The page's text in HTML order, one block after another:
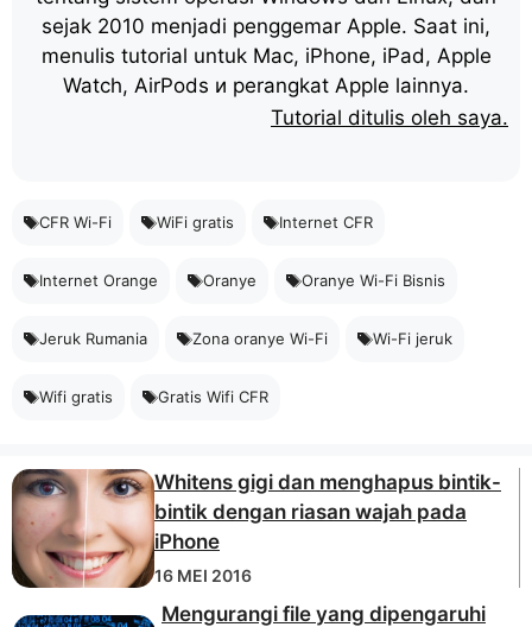
sejak 2010 menjadi penggemar Apple. Saat ini,
menulis tutorial untuk Mac, iPhone, iPad, Apple
Watch, AirPods и perangkat Apple lainnya.
Tutorial ditulis oleh saya.
CFR Wi-Fi WiFi gratis Internet CFR
Internet Orange Oranye Oranye Wi-Fi Bisnis
Jeruk Rumania Zona oranye Wi-Fi Wi-Fi jeruk
Wifi gratis Gratis Wifi CFR
Whitens gigi dan menghapus bintik-
bintik dengan riasan wajah pada
iPhone
16 MEI 2016
Mengurangi file yang dipengaruhi